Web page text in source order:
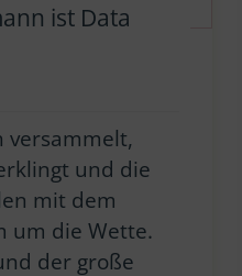
ist Data
versammelt,
und die
mit dem
um die Wette.
der große